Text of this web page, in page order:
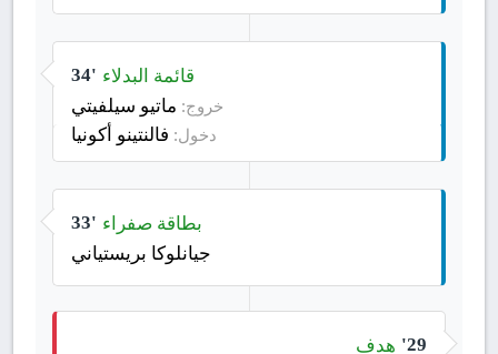
34' قائمة البدلاء
خروج: ماتيو سيلفيتي
دخول: فالنتينو أكونيا
33' بطاقة صفراء
جيانلوكا بريستياني
29' هدف